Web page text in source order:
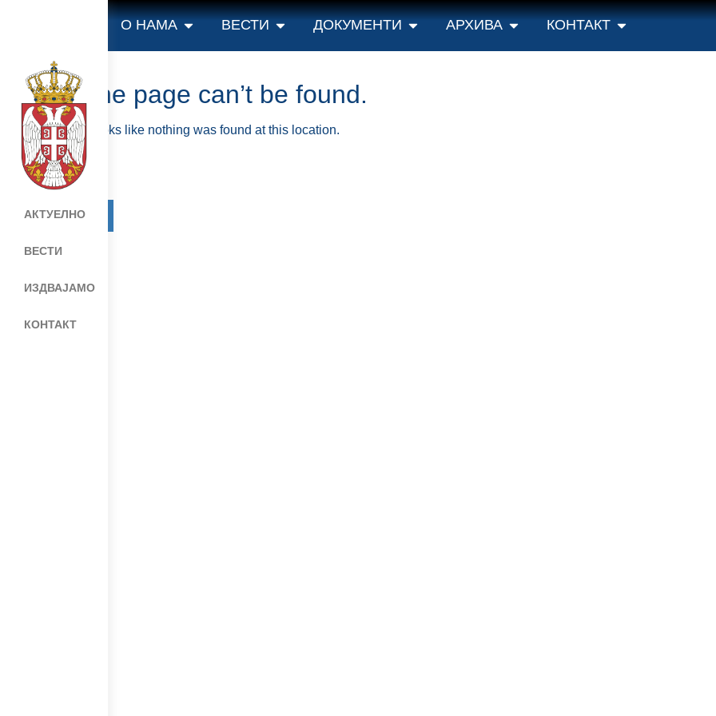
О НАМА ВЕСТИ ДОКУМЕНТИ АРХИВА КОНТАКТ
АКТУЕЛНО
ВЕСТИ
ИЗДВАЈАМО
КОНТАКТ
The page can’t be found.
It looks like nothing was found at this location.
Мапа сајта